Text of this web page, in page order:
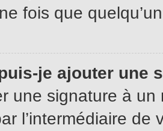
fois que
je ajouter une
une signature à un
l’intermédiaire